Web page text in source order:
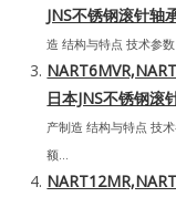
JNS不锈钢滚针轴
造 结构与特点 技术参
日本JNS不锈钢滚
产制造 结构与特点 技
额...